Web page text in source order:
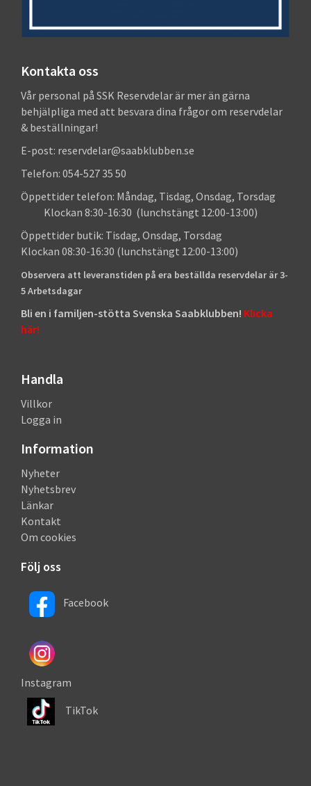
Kontakta oss
Vår personal på SSK Reservdelar är mer än gärna
behjälpliga med att besvara dina frågor om reservdelar
& beställningar!
E-post: reservdelar@saabklubben.se
Telefon: 054-527 35 50
Öppettider telefon: Måndag, Tisdag, Onsdag, Torsdag
Klockan 8:30-16:30 (lunchstängt 12:00-13:00)
Öppettider butik: Tisdag, Onsdag, Torsdag
Klockan 08:30-16:30 (lunchstängt 12:00-13:00)
Observera att leveranstiden på era beställda reservdelar är 3-
5 Arbetsdagar
Bli en i familjen-stötta Svenska Saabklubben! Klicka
här!
Handla
Villkor
Logga in
Information
Nyheter
Nyhetsbrev
Länkar
Kontakt
Om cookies
Följ oss
Facebook
Instagram
TikTok